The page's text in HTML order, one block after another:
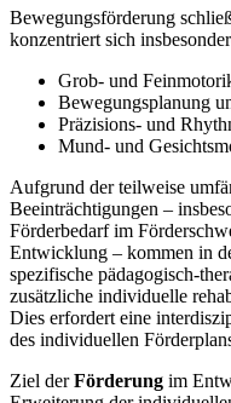
Bewegungsförderung
konzentriert sich
Grob- und
Bewegungsplanung
Präzisions- und
Mund- und
Aufgrund der teilweise
Beeinträchtigungen –
Förderbedarf im
Entwicklung – kommen in
spezifische pädagogisch-
zusätzliche individuelle
Dies erfordert eine
des individuellen
Ziel derFörderung im